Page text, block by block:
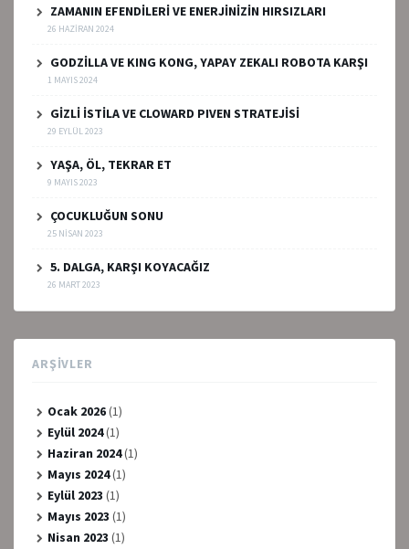
ZAMANIN EFENDİLERİ VE ENERJİNİZİN HIRSIZLARI
26 HAZIRAN 2024
GODZİLLA VE KING KONG, YAPAY ZEKALI ROBOTA KARŞI
1 MAYIS 2024
GİZLİ İSTİLA VE CLOWARD PIVEN STRATEJİSİ
29 EYLÜL 2023
YAŞA, ÖL, TEKRAR ET
9 MAYIS 2023
ÇOCUKLUĞUN SONU
25 NISAN 2023
5. DALGA, KARŞI KOYACAĞIZ
26 MART 2023
ARŞIVLER
Ocak 2026(1)
Eylül 2024(1)
Haziran 2024(1)
Mayıs 2024(1)
Eylül 2023 (1)
Mayıs 2023 (1)
Nisan 2023 (1)